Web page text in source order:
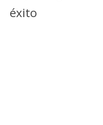
éxito